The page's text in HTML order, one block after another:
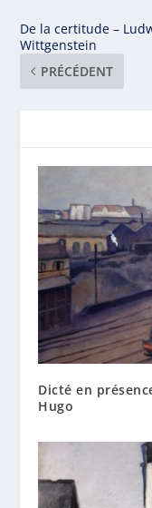
De la certitude –
Wittgenstein
PRÉCÉDENT
Dicté en
Hugo